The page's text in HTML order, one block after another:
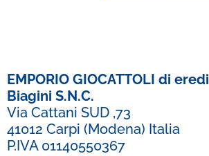
EMPORIO GIOCATTOLI di eredi
Biagini S.N.C.
Via Cattani SUD ,73
41012 Carpi (Modena) Italia
P.IVA 01140550367